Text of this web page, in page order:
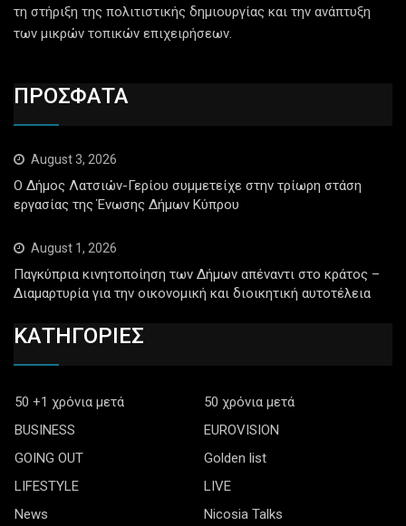
τη στήριξη της πολιτιστικής δημιουργίας και την ανάπτυξη
των μικρών τοπικών επιχειρήσεων.
ΠΡΟΣΦΑΤΑ
August 3, 2026
Ο Δήμος Λατσιών-Γερίου συμμετείχε στην τρίωρη στάση
εργασίας της Ένωσης Δήμων Κύπρου
August 1, 2026
Παγκύπρια κινητοποίηση των Δήμων απέναντι στο κράτος –
Διαμαρτυρία για την οικονομική και διοικητική αυτοτέλεια
ΚΑΤΗΓΟΡΙΕΣ
50 +1 χρόνια μετά
50 χρόνια μετά
BUSINESS
EUROVISION
GOING OUT
Golden list
LIFESTYLE
LIVE
News
Nicosia Talks